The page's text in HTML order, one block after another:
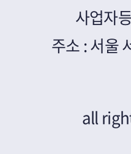
사업자
주소 : 서울
all